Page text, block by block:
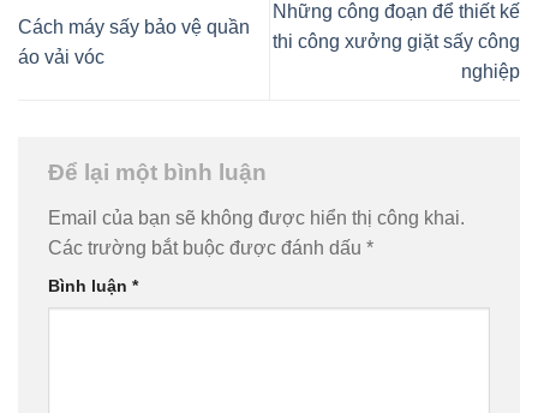
Cách máy sấy bảo vệ quần
áo vải vóc
Những công đoạn để thiết kế
thi công xưởng giặt sấy công
nghiệp
Để lại một bình luận
Email của bạn sẽ không được hiển thị công khai.
Các trường bắt buộc được đánh dấu *
Bình luận *